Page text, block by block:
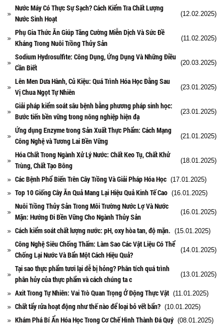
Nước Máy Có Thực Sự Sạch? Cách Kiểm Tra Chất Lượng
Nước Sinh Hoạt
(12.02.2025)
Phụ Gia Thức Ăn Giúp Tăng Cường Miễn Dịch Và Sức Đề
Kháng Trong Nuôi Trồng Thủy Sản
(11.02.2025)
Sodium Hydrosulfite: Công Dụng, Ứng Dụng Và Những Điều
Cần Biết
(20.03.2025)
Lên Men Dưa Hành, Củ Kiệu: Quá Trình Hóa Học Đằng Sau
Vị Chua Ngọt Tự Nhiên
(23.01.2025)
Giải pháp kiểm soát sâu bệnh bằng phương pháp sinh học:
Bước tiến bền vững trong nông nghiệp hiện đạ
(23.01.2025)
Ứng dụng Enzyme trong Sản Xuất Thực Phẩm: Cách Mạng
Công Nghệ và Tương Lai Bền Vững
(21.01.2025)
Hóa Chất Trong Ngành Xử Lý Nước: Chất Keo Tụ, Chất Khử
Trùng, Chất Tạo Bông
(18.01.2025)
Các Bệnh Phổ Biến Trên Cây Trồng Và Giải Pháp Hóa Học (17.01.2025)
Top 10 Giống Cây Ăn Quả Mang Lại Hiệu Quả Kinh Tế Cao (16.01.2025)
Nuôi Trồng Thủy Sản Trong Môi Trường Nước Lợ Và Nước
Mặn: Hướng Đi Bền Vững Cho Ngành Thủy Sản
(16.01.2025)
Cách kiểm soát chất lượng nước: pH, oxy hòa tan, độ mặn. (15.01.2025)
Công Nghệ Siêu Chống Thấm: Làm Sao Các Vật Liệu Có Thể
Chống Lại Nước Và Bẩn Một Cách Hiệu Quả?
(14.01.2025)
Tại sao thực phẩm tươi lại dễ bị hỏng? Phân tích quá trình
phân hủy của thực phẩm và cách chúng ta c
(13.01.2025)
Axit Trong Tự Nhiên: Vai Trò Quan Trọng Ở Động Thực Vật (11.01.2025)
Chất tẩy rửa hoạt động như thế nào để loại bỏ vết bẩn? (10.01.2025)
Khám Phá Bí Ẩn Hóa Học Trong Cơ Chế Hình Thành Đá Quý (08.01.2025)